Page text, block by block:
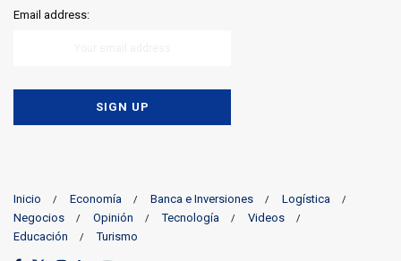
Email address:
Inicio Economía Banca e Inversiones
Logística
Negocios
Opinión Tecnología
Videos
Educación
Turismo